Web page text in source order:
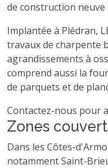
de construction
Implantée à Plédran,
travaux de charpente
agrandissements à
comprend aussi la
de parquets et de
Contactez-nous pour
Zones
Dans les Côtes-
notamment Saint-